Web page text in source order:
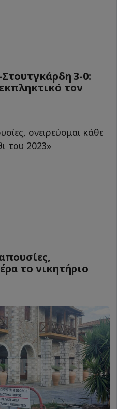
3-0:
τον
το νικητήριο